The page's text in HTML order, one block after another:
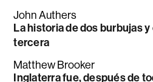
John Authers
La historia de dos burbujas
tercera
Matthew Brooker
Inglaterra fue, después de